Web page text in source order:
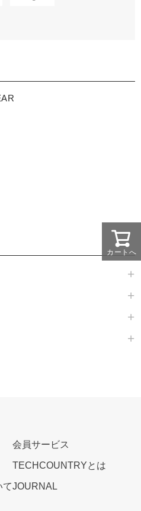
カートへ
て
会員サービス
TECHCOUNTRYとは
JOURNAL